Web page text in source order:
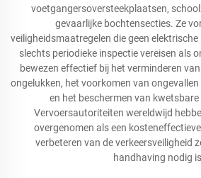
voetgangersoversteekplaatsen,
gevaarlijke bochtensecties. Ze
veiligheidsmaatregelen die geen
slechts periodieke inspectie vereisen als
bewezen effectief bij het verminderen
ongelukken, het voorkomen van
en het beschermen van
Vervoersautoriteiten wereldwijd
overgenomen als een
verbeteren van de verkeersveiligheid
handhaving nodig